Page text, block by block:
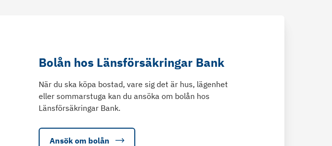
Bolån hos Länsförsäkringar Bank
När du ska köpa bostad, vare sig det är hus, lägenhet
eller sommarstuga kan du ansöka om bolån hos
Länsförsäkringar Bank.
Ansök om bolån